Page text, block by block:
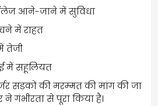
आने-जाने में सुविधा
में राहत
तेजी
में सहूलियत
सड़कों की मरम्मत की मांग की जा
गंभीरता से पूरा किया है।